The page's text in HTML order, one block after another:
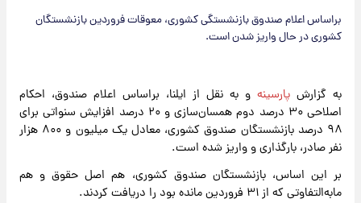
براساس اعلام صندوق بازنشستگی کشوری، معوقات فروردین بازنشستگان
کشوری در حال واریز شدن است.
به گزارش پارسینه و به نقل از ایلنا، براساس اعلام صندوق، احکام
اصلاحی ۳۰ درصد دوم همسان‌سازی و ۲۰ درصد افزایش سنواتی برای
۹۸ درصد بازنشستگان صندوق کشوری، معادل یک میلیون و ۸۰۰ هزار
نفر صادر، بارگذاری و واریز شده است.
بر این اساس‌، بازنشستگان صندوق کشوری، هم اصل حقوق و هم
مابه‌التفاوتی که از ۳۱ فروردین مانده بود را دریافت کردند.